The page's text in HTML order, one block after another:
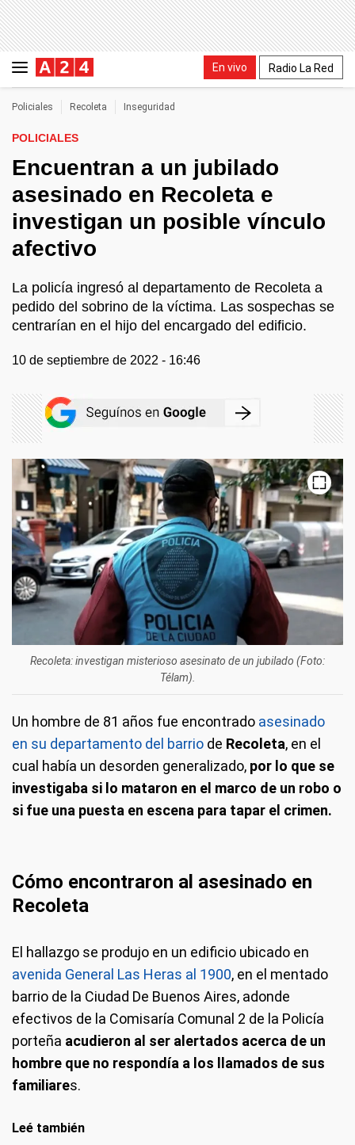
En vivo Radio La Red
Policiales Recoleta Inseguridad
POLICIALES
Encuentran a un jubilado
asesinado en Recoleta e
investigan un posible vínculo
afectivo
La policía ingresó al departamento de Recoleta a
pedido del sobrino de la víctima. Las sospechas se
centrarían en el hijo del encargado del edificio.
10 de septiembre de 2022 - 16:46
Recoleta: investigan misterioso asesinato de un jubilado (Foto:
Télam).
Un hombre de 81 años fue encontrado asesinado
en su departamento del barrio de Recoleta, en el
cual había un desorden generalizado, por lo que se
investigaba si lo mataron en el marco de un robo o
si fue una puesta en escena para tapar el crimen.
Cómo encontraron al asesinado en
Recoleta
El hallazgo se produjo en un edificio ubicado en
avenida General Las Heras al 1900, en el mentado
barrio de la Ciudad De Buenos Aires, adonde
efectivos de la Comisaría Comunal 2 de la Policía
porteña acudieron al ser alertados acerca de un
hombre que no respondía a los llamados de sus
familiares.
Leé también